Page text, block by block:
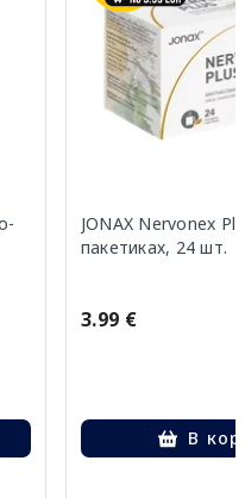
JONAX Nervonex
пакетиках, 24 шт.
3.99 €
В